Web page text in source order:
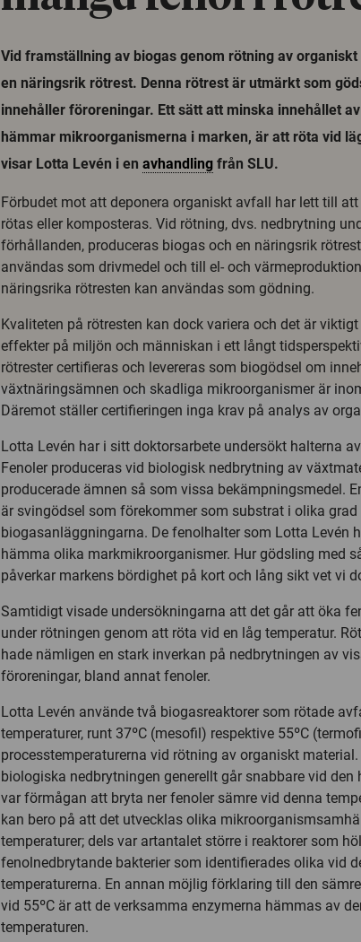
Vid framställning av biogas genom rötning av
en näringsrik rötrest. Denna rötrest är utmärkt som
innehåller föroreningar. Ett sätt att minska innehållet
hämmar mikroorganismerna i marken, är att röta vid
visar Lotta Levén i en avhandling från SLU.
Förbudet mot att deponera organiskt avfall har lett till
rötas eller komposteras. Vid rötning, dvs. nedbrytning
förhållanden, produceras biogas och en näringsrik
användas som drivmedel och till el- och
näringsrika rötresten kan användas som gödning.
Kvaliteten på rötresten kan dock variera och det är
effekter på miljön och människan i ett långt
rötrester certifieras och levereras som biogödsel om
växtnäringsämnen och skadliga mikroorganismer är
Däremot ställer certifieringen inga krav på analys av
Lotta Levén har i sitt doktorsarbete undersökt halterna
Fenoler produceras vid biologisk nedbrytning av
producerade ämnen så som vissa bekämpningsmedel.
är svingödsel som förekommer som substrat i olika grad
biogasanläggningarna. De fenolhalter som Lotta Levén
hämma olika markmikroorganismer. Hur gödsling med
påverkar markens bördighet på kort och lång sikt vet vi
Samtidigt visade undersökningarna att det går att öka
under rötningen genom att röta vid en låg temperatur.
hade nämligen en stark inverkan på nedbrytningen av
föroreningar, bland annat fenoler.
Lotta Levén använde två biogasreaktorer som rötade
temperaturer, runt 37ºC (mesofil) respektive 55ºC
processtemperaturerna vid rötning av organiskt
biologiska nedbrytningen generellt går snabbare vid den
var förmågan att bryta ner fenoler sämre vid denna
kan bero på att det utvecklas olika
temperaturer; dels var artantalet större i reaktorer som
fenolnedbrytande bakterier som identifierades olika vid
temperaturerna. En annan möjlig förklaring till den
vid 55ºC är att de verksamma enzymerna hämmas av
temperaturen.